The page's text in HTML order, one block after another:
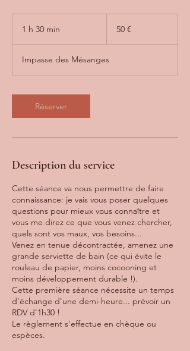
1 h 30 min
m
i
50 €
Impasse des Mésanges
Réserver
Description du service
Cette séance va nous permettre de faire
connaissance: je vais vous poser quelques
questions pour mieux vous connaître et
vous me direz ce que vous venez chercher,
quels sont vos maux, vos besoins...
Venez en tenue décontractée, amenez une
grande serviette de bain (ce qui évite le
rouleau de papier, moins cocooning et
moins développement durable !).
Cette première séance nécessite un temps
d'échange d'une demi-heure... prévoir un
RDV d'1h30 !
Le règlement s'effectue en chèque ou
espèces.